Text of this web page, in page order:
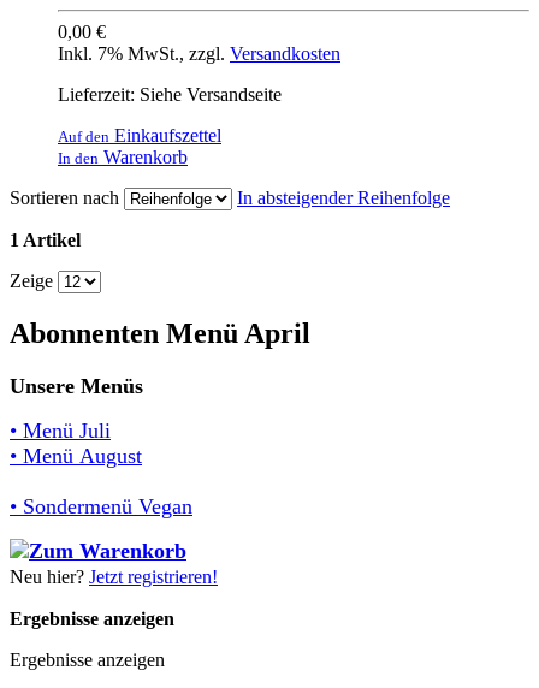
0,00 €
Inkl. 7% MwSt., zzgl. Versandkosten
Lieferzeit: Siehe Versandseite
Auf den Einkaufszettel
In den Warenkorb
Sortieren nach
In absteigender Reihenfolge
1 Artikel
Zeige
Abonnenten Menü April
Unsere Menüs
• Menü Juli
• Menü August
• Sondermenü Vegan
Neu hier? Jetzt registrieren!
Ergebnisse anzeigen
Ergebnisse anzeigen